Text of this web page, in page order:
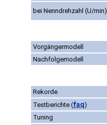
bei Nenndrehzahl (U/min)
Vorgängermodell
Nachfolgemodell
Rekorde
Testberichte (faq)
Tuning